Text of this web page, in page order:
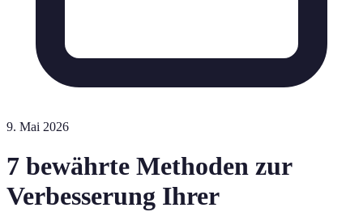
9. Mai 2026
7 bewährte Methoden zur
Verbesserung Ihrer